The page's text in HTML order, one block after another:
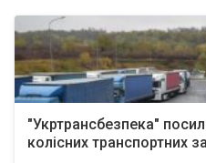
"Укртрансбезпека"
колісних транспортних